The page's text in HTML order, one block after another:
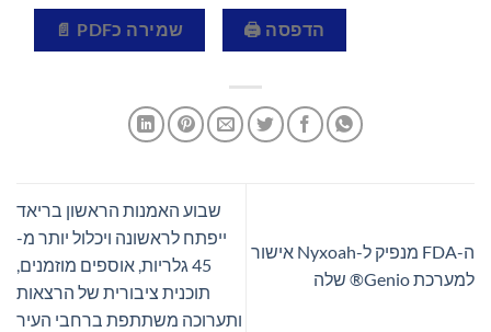
הדפסה 🖨 שמירה כPDF 📄
ה-FDA מנפיק ל-Nyxoah אישור
למערכת Genio® שלה
שבוע האמנות הראשון בריאד
ייפתח לראשונה ויכלול יותר מ-
45 גלריות, אוספים מוזמנים,
תוכנית ציבורית של הרצאות
ותערוכה משתתפת ברחבי העיר